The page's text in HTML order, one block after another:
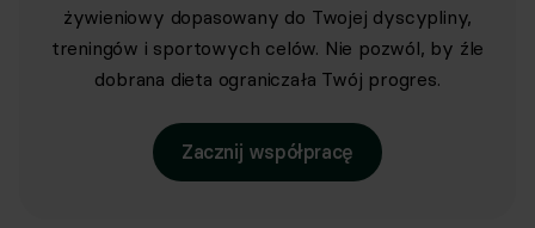
żywieniowy dopasowany do Twojej dyscypliny,
treningów i sportowych celów. Nie pozwól, by źle
dobrana dieta ograniczała Twój progres.
Zacznij współpracę